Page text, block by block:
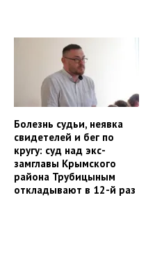
Болезнь судьи, неявка
свидетелей и бег по
кругу: суд над экс-
замглавы Крымского
района Трубицыным
откладывают в 12-й раз